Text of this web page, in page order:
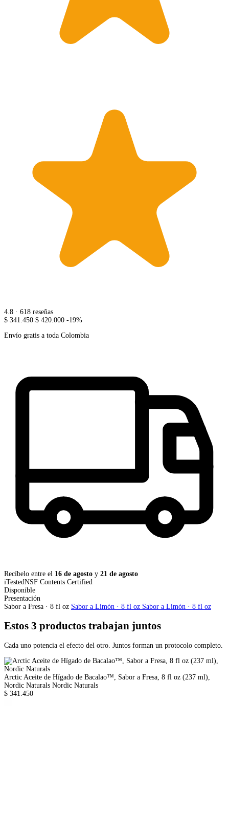
4.8 · 618 reseñas
$ 341.450 $ 420.000 -19%
Envío gratis a toda Colombia
Recíbelo entre el 16 de agosto y 21 de agosto
iTestedNSF Contents Certified
Disponible
Presentación
Sabor a Fresa · 8 fl oz Sabor a Limón · 8 fl oz Sabor a Limón · 8 fl oz
Estos 3 productos trabajan juntos
Cada uno potencia el efecto del otro. Juntos forman un protocolo completo.
Arctic Aceite de Hígado de Bacalao™, Sabor a Fresa, 8 fl oz (237 ml),
Nordic Naturals Nordic Naturals
$ 341.450